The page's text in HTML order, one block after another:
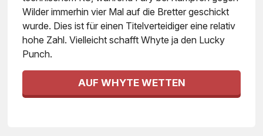
Wilder immerhin vier Mal auf die Bretter geschickt
wurde. Dies ist für einen Titelverteidiger eine relativ
hohe Zahl. Vielleicht schafft Whyte ja den Lucky
Punch.
AUF WHYTE WETTEN